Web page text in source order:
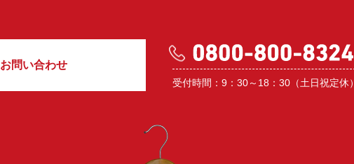
お問い合わせ
受付時間：9：30～18：30（土日祝定休）